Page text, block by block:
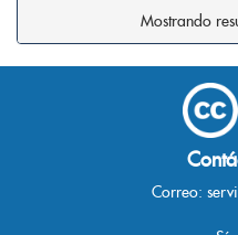
Mostrando
Correo: